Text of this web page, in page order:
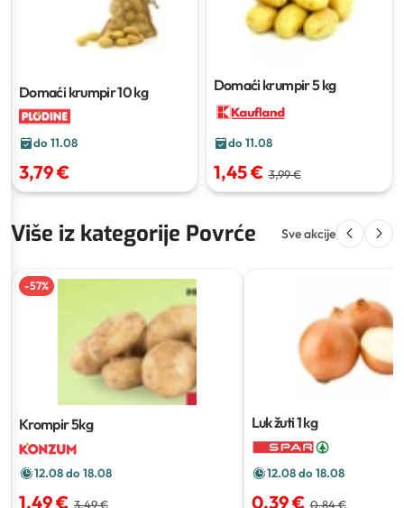
Domaći krumpir10 kg
do 11.08
3,79 €
Domaći krumpir5 kg
do 11.08
1,45 € 3,99 €
Više iz kategorije Povrće Sve akcije
-57%
Krompir5kg
12.08 do 18.08
1,49 € 3,49 €
Luk žuti1 kg
12.08 do 18.08
0,39 € 0,84 €